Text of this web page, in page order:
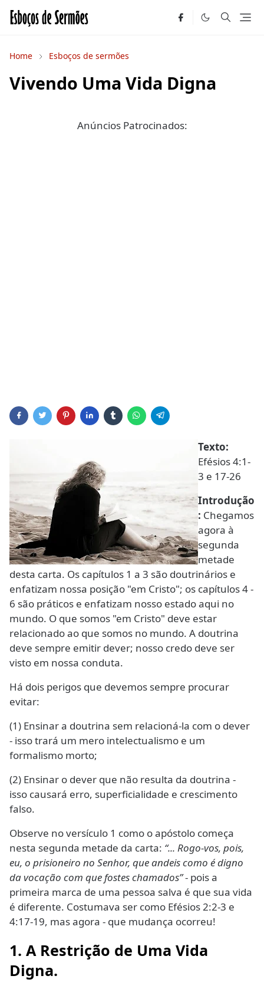
Home Esboços de sermões
Vivendo Uma Vida Digna
Anúncios Patrocinados:
Texto:
Efésios 4:1-
3 e 17-26
Introdução
: Chegamos
agora à
segunda
metade
desta carta. Os capítulos 1 a 3 são doutrinários e
enfatizam nossa posição "em Cristo"; os capítulos 4 -
6 são práticos e enfatizam nosso estado aqui no
mundo. O que somos "em Cristo" deve estar
relacionado ao que somos no mundo. A doutrina
deve sempre emitir dever; nosso credo deve ser
visto em nossa conduta.
Há dois perigos que devemos sempre procurar
evitar:
(1) Ensinar a doutrina sem relacioná-la com o dever
- isso trará um mero intelectualismo e um
formalismo morto;
(2) Ensinar o dever que não resulta da doutrina -
isso causará erro, superficialidade e crescimento
falso.
Observe no versículo 1 como o apóstolo começa
nesta segunda metade da carta: “... Rogo-vos, pois,
eu, o prisioneiro no Senhor, que andeis como é digno
da vocação com que fostes chamados”- pois a
primeira marca de uma pessoa salva é que sua vida
é diferente. Costumava ser como Efésios 2:2-3 e
4:17-19, mas agora - que mudança ocorreu!
1. A Restrição de Uma Vida
Digna.